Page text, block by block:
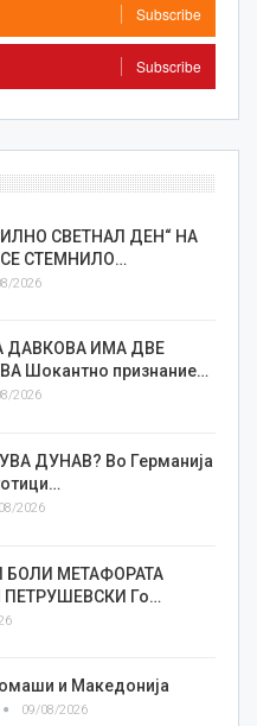
Subscribe
Subscribe
СВЕТНАЛ ДЕН“ НА
СТЕМНИЛО…
2026
ИМА ДВЕ
Шокантно признание…
2026
ДУНАВ? Во Германија
2026
БОЛИ МЕТАФОРАТА
ПЕТРУШЕВСКИ Го…
и Македонија
09/08/2026